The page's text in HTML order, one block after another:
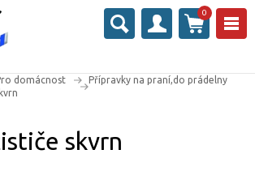
0
domácnost
Přípravky na praní,do prádelny
skvrn